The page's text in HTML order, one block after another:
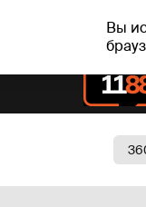
Вы
чт,